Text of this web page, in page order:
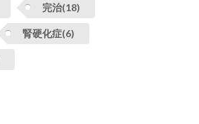
完治(18)
腎硬化症(6)